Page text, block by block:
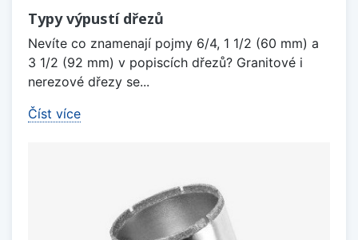
Typy výpustí dřezů
Nevíte co znamenají pojmy 6/4, 1 1/2 (60 mm) a
3 1/2 (92 mm) v popiscích dřezů? Granitové i
nerezové dřezy se...
Číst více